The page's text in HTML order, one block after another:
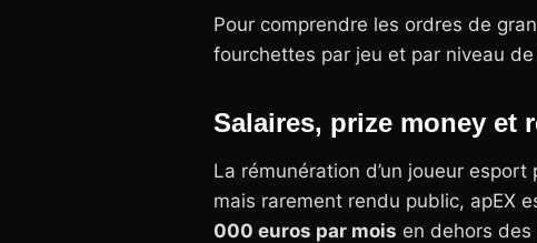
Pour comprendre les ordres de
fourchettes par jeu et par niveau
Salaires, prize money et
La rémunération d’un joueur
mais rarement rendu public, apEX
000 euros par mois en dehors des